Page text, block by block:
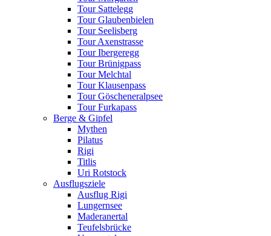
Tour Sattelegg
Tour Glaubenbielen
Tour Seelisberg
Tour Axenstrasse
Tour Ibergeregg
Tour Brünigpass
Tour Melchtal
Tour Klausenpass
Tour Göscheneralpsee
Tour Furkapass
Berge & Gipfel
Mythen
Pilatus
Rigi
Titlis
Uri Rotstock
Ausflugsziele
Ausflug Rigi
Lungernsee
Maderanertal
Teufelsbrücke